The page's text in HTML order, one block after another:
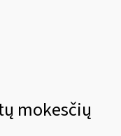
mokesčių